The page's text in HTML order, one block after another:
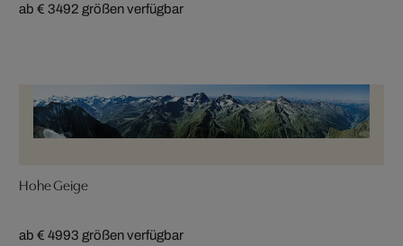
ab € 3492 größen verfügbar
Hohe Geige
ab € 4993 größen verfügbar